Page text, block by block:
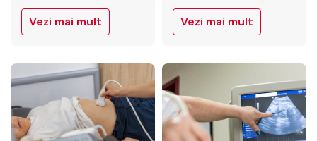
constituie instrumente
fundamentale în
oferind imagini detaliate
ale structurilor
anatomice fără
intervenții chirurgicale.
Vezi mai mult
mamare, fiind
recomandată atât în
investigarea
modificărilor clinice sau
imagistice identificate
prin mamografie sau
Vezi mai mult